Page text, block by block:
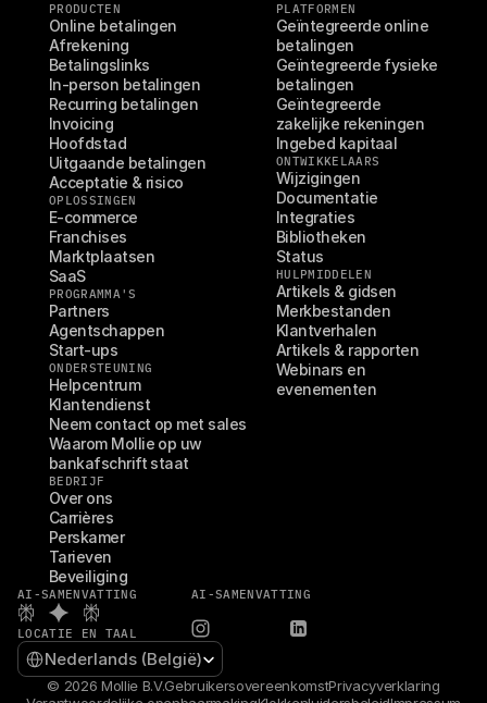
PRODUCTEN
Online betalingen
Afrekening
Betalingslinks
In-person betalingen
Recurring betalingen
Invoicing
Hoofdstad
Uitgaande betalingen
Acceptatie & risico
OPLOSSINGEN
E-commerce
Franchises
Marktplaatsen
SaaS
PROGRAMMA'S
Partners
Agentschappen
Start-ups
ONDERSTEUNING
Helpcentrum
Klantendienst
Neem contact op met sales
Waarom Mollie op uw
bankafschrift staat
BEDRIJF
Over ons
Carrières
Perskamer
Tarieven
Beveiliging
PLATFORMEN
Geïntegreerde online
betalingen
Geïntegreerde fysieke
betalingen
Geïntegreerde
zakelijke rekeningen
Ingebed kapitaal
ONTWIKKELAARS
Wijzigingen
Documentatie
Integraties
Bibliotheken
Status
HULPMIDDELEN
Artikels & gidsen
Merkbestanden
Klantverhalen
Artikels & rapporten
Webinars en
evenementen
AI-SAMENVATTING AI-SAMENVATTING
LOCATIE EN TAAL
Select Language
Nederlands (België)
© 2026 Mollie B.V.GebruikersovereenkomstPrivacyverklaring